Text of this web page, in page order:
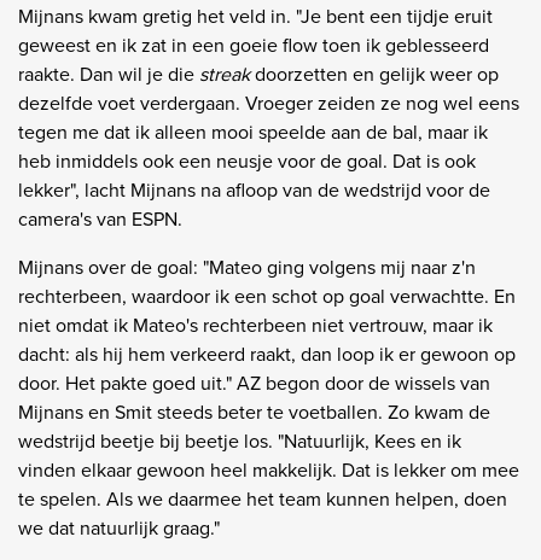
Mijnans kwam gretig het veld in. "Je bent een tijdje eruit
geweest en ik zat in een goeie flow toen ik geblesseerd
raakte. Dan wil je die streakdoorzetten en gelijk weer op
dezelfde voet verdergaan. Vroeger zeiden ze nog wel eens
tegen me dat ik alleen mooi speelde aan de bal, maar ik
heb inmiddels ook een neusje voor de goal. Dat is ook
lekker", lacht Mijnans na afloop van de wedstrijd voor de
camera's van ESPN.
Mijnans over de goal: "Mateo ging volgens mij naar z'n
rechterbeen, waardoor ik een schot op goal verwachtte. En
niet omdat ik Mateo's rechterbeen niet vertrouw, maar ik
dacht: als hij hem verkeerd raakt, dan loop ik er gewoon op
door. Het pakte goed uit." AZ begon door de wissels van
Mijnans en Smit steeds beter te voetballen. Zo kwam de
wedstrijd beetje bij beetje los. "Natuurlijk, Kees en ik
vinden elkaar gewoon heel makkelijk. Dat is lekker om mee
te spelen. Als we daarmee het team kunnen helpen, doen
we dat natuurlijk graag."